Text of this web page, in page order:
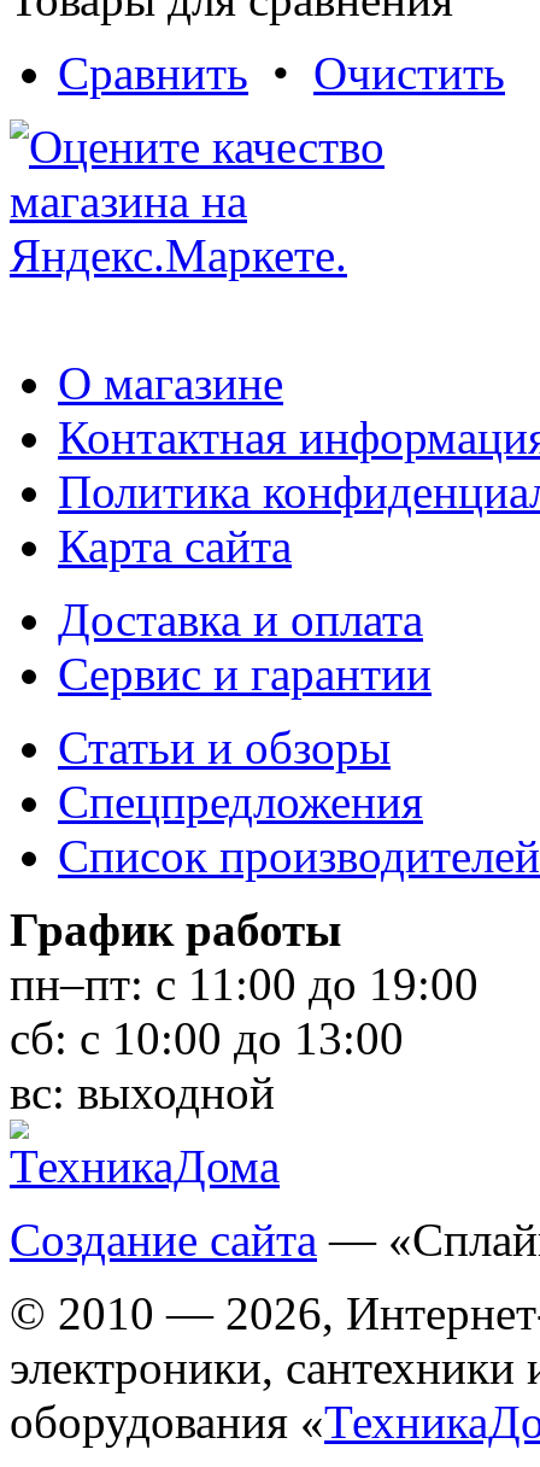
Сравнить • Очистить
О магазине
Контактная
Политика
Карта сайта
Доставка и оплата
Сервис и гарантии
Статьи и обзоры
Спецпредложения
Список производителей
График работы
пн–пт: с 11:00 до 19:00
сб: с 10:00 до 13:00
вс: выходной
Создание сайта —
© 2010 — 2026,
электроники, сантехники
оборудования «